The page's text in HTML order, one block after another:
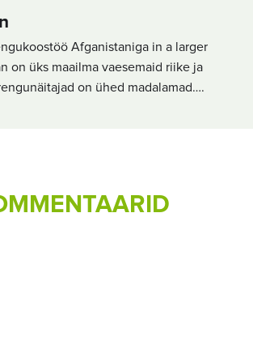
Afganistaniga in a larger
on üks maailma vaesemaid riike ja
on ühed madalamad….